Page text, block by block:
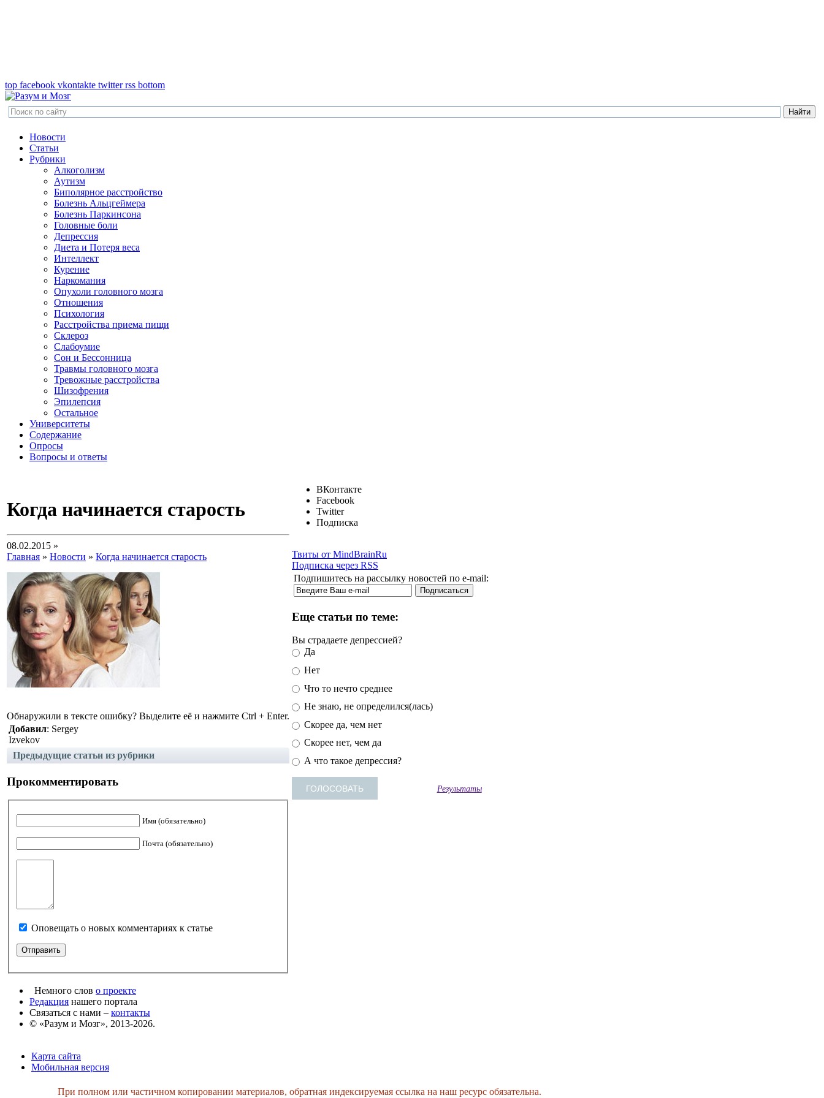
top facebook vkontakte twitter rss bottom
Новости
Статьи
Рубрики
Алкоголизм
Аутизм
Биполярное расстройство
Болезнь Альцгеймера
Болезнь Паркинсона
Головные боли
Депрессия
Диета и Потеря веса
Интеллект
Курение
Наркомания
Опухоли головного мозга
Отношения
Психология
Расстройства приема пищи
Склероз
Слабоумие
Сон и Бессонница
Травмы головного мозга
Тревожные расстройства
Шизофрения
Эпилепсия
Остальное
Университеты
Содержание
Опросы
Вопросы и ответы
Когда начинается старость
08.02.2015 »
Главная » Новости » Когда начинается старость
Обнаружили в тексте ошибку? Выделите её и нажмите Ctrl + Enter.
Добавил: Sergey
Izvekov
Предыдущие статьи из рубрики
Прокомментировать
Имя (обязательно)
Почта (обязательно)
Оповещать о новых комментариях к статье
ВКонтакте
Facebook
Twitter
Подписка
Твиты от MindBrainRu
Подписка через RSS
Подпишитесь на рассылку новостей по e-mail:
Еще статьи по теме:
Вы страдаете депрессией?
Да
Нет
Что то нечто среднее
Не знаю, не определился(лась)
Скорее да, чем нет
Скорее нет, чем да
А что такое депрессия?
Результаты
Немного слов о проекте
Редакция нашего портала
Связаться с нами – контакты
© «Разум и Мозг», 2013-2026.
Карта сайта
Мобильная версия
При полном или частичном копировании материалов, обратная индексируемая ссылка на наш ресурс обязательна.